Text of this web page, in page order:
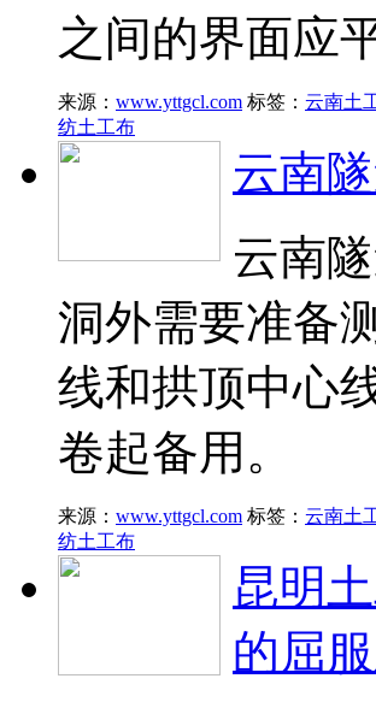
之间的界面应
来源： www.yttgcl.com 标签： 云南土
纺土工布
云南
云南
洞外需要准备
线和拱顶中心
卷起备用。
来源： www.yttgcl.com 标签： 云南土
纺土工布
昆明
的屈